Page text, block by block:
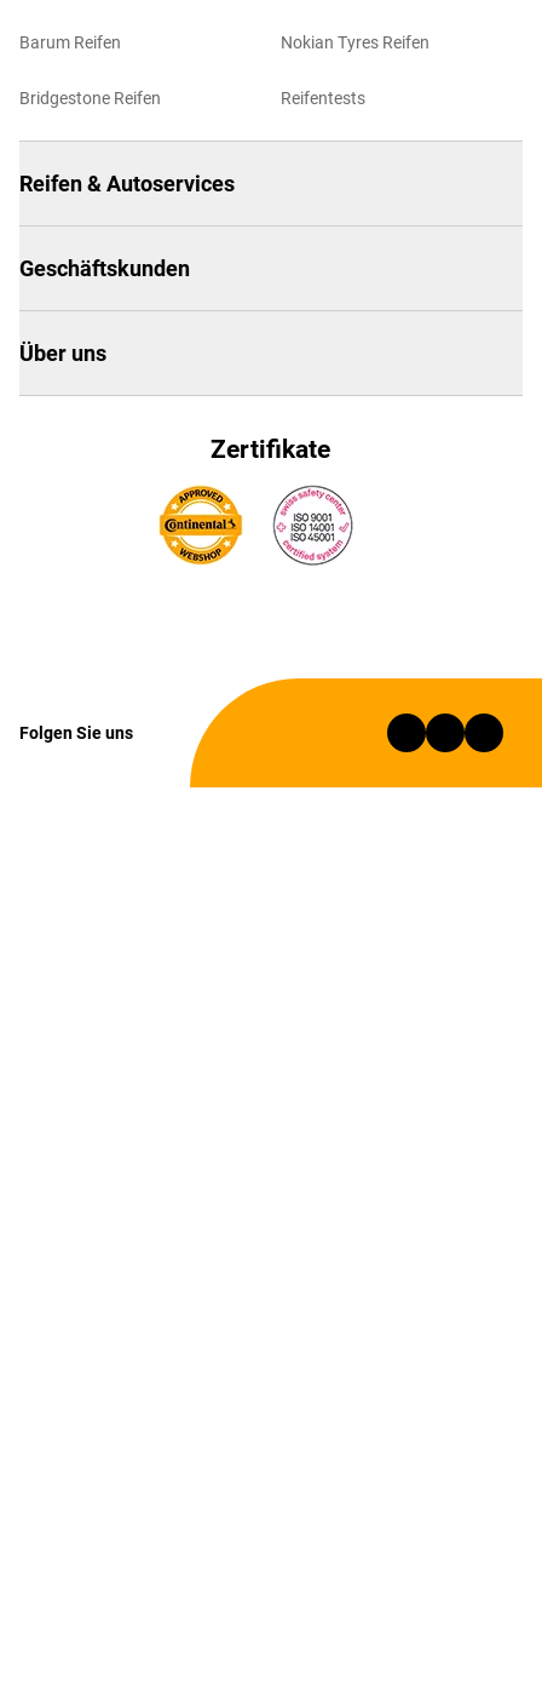
Barum Reifen
Bridgestone Reifen
Nokian Tyres Reifen
Reifentests
Reifen & Autoservices
Geschäftskunden
Über uns
Zertifikate
Folgen Sie uns